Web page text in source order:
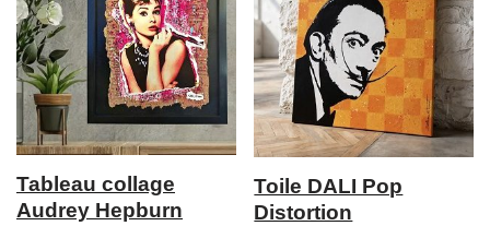
Tableau collage
Audrey Hepburn
Toile DALI Pop
Distortion